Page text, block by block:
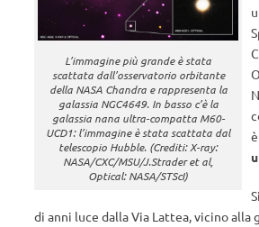
L’immagine più grande è stata
scattata dall’osservatorio orbitante
della NASA Chandra e rappresenta la
galassia NGC4649. In basso c’è la
galassia nana ultra-compatta M60-
UCD1: l’immagine è stata scattata dal
telescopio Hubble. (Crediti: X-ray:
NASA/CXC/MSU/J.Strader et al,
Optical: NASA/STScI)
di anni luce dalla Via Lattea, vicino alla